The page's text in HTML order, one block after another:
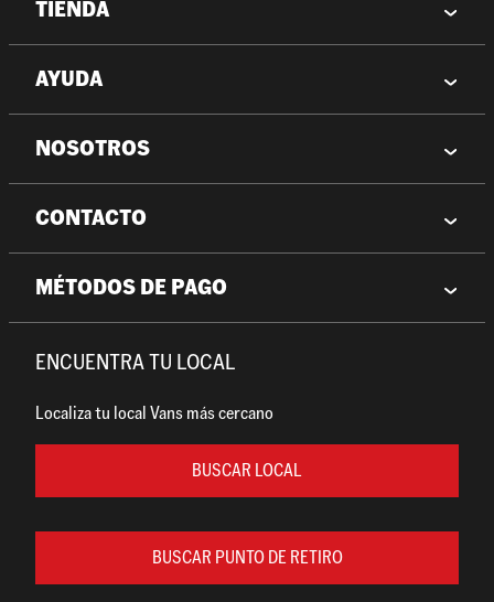
TIENDA
AYUDA
NOSOTROS
CONTACTO
MÉTODOS DE PAGO
ENCUENTRA TU LOCAL
Localiza tu local Vans más cercano
BUSCAR LOCAL
BUSCAR PUNTO DE RETIRO